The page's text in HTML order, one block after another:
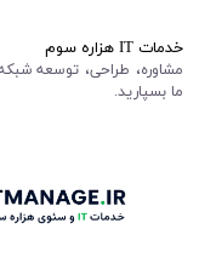
خدمات IT هزاره سوم
مشاوره، طراحی، توسعه
ما بسپارید.